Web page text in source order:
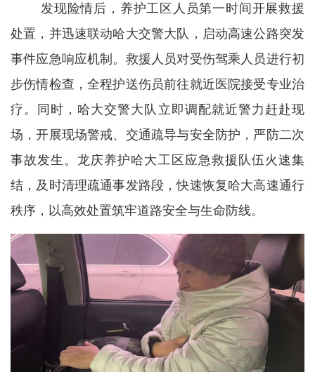
发现险情后，养护工区人员第一时间开展救援
处置，并迅速联动哈大交警大队，启动高速公路突发
事件应急响应机制。救援人员对受伤驾乘人员进行初
步伤情检查，全程护送伤员前往就近医院接受专业治
疗。同时，哈大交警大队立即调配就近警力赶赴现
场，开展现场警戒、交通疏导与安全防护，严防二次
事故发生。龙庆养护哈大工区应急救援队伍火速集
结，及时清理疏通事发路段，快速恢复哈大高速通行
秩序，以高效处置筑牢道路安全与生命防线。